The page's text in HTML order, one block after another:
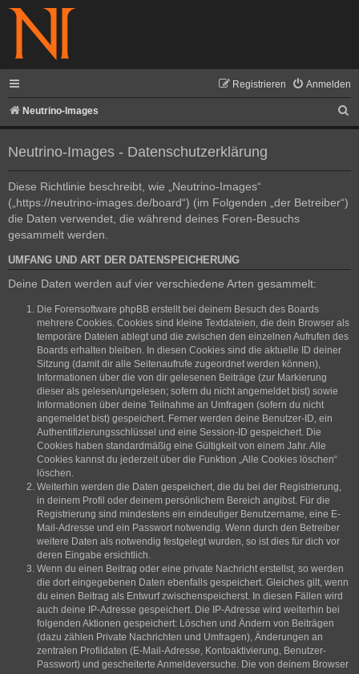
Anmelden
Registrieren
Neutrino-Images
u
Neutrino-Images - Datenschutzerklärung
Diese Richtlinie beschreibt, wie „Neutrino-Images“
(„https://neutrino-images.de/board“) (im Folgenden „der Betreiber“)
die Daten verwendet, die während deines Foren-Besuchs
gesammelt werden.
UMFANG UND ART DER DATENSPEICHERUNG
Deine Daten werden auf vier verschiedene Arten gesammelt:
Die Forensoftware phpBB erstellt bei deinem Besuch des Boards
mehrere Cookies. Cookies sind kleine Textdateien, die dein Browser als
temporäre Dateien ablegt und die zwischen den einzelnen Aufrufen des
Boards erhalten bleiben. In diesen Cookies sind die aktuelle ID deiner
Sitzung (damit dir alle Seitenaufrufe zugeordnet werden können),
Informationen über die von dir gelesenen Beiträge (zur Markierung
dieser als gelesen/ungelesen; sofern du nicht angemeldet bist) sowie
Informationen über deine Teilnahme an Umfragen (sofern du nicht
angemeldet bist) gespeichert. Ferner werden deine Benutzer-ID, ein
Authentifizierungsschlüssel und eine Session-ID gespeichert. Die
Cookies haben standardmäßig eine Gültigkeit von einem Jahr. Alle
Cookies kannst du jederzeit über die Funktion „Alle Cookies löschen“
löschen.
Weiterhin werden die Daten gespeichert, die du bei der Registrierung,
in deinem Profil oder deinem persönlichem Bereich angibst. Für die
Registrierung sind mindestens ein eindeutiger Benutzername, eine E-
Mail-Adresse und ein Passwort notwendig. Wenn durch den Betreiber
weitere Daten als notwendig festgelegt wurden, so ist dies für dich vor
deren Eingabe ersichtlich.
Wenn du einen Beitrag oder eine private Nachricht erstellst, so werden
die dort eingegebenen Daten ebenfalls gespeichert. Gleiches gilt, wenn
du einen Beitrag als Entwurf zwischenspeicherst. In diesen Fällen wird
auch deine IP-Adresse gespeichert. Die IP-Adresse wird weiterhin bei
folgenden Aktionen gespeichert: Löschen und Ändern von Beiträgen
(dazu zählen Private Nachrichten und Umfragen), Änderungen an
zentralen Profildaten (E-Mail-Adresse, Kontoaktivierung, Benutzer-
Passwort) und gescheiterte Anmeldeversuche. Die von deinem Browser